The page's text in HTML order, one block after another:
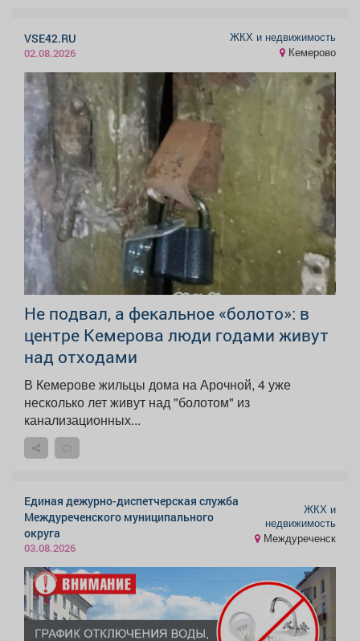
VSE42.RU
02.08.2026
ЖКХ и недвижимость
Кемерово
Не подвал, а фекальное «болото»: в
центре Кемерова люди годами живут
над отходами
В Кемерове жильцы дома на Арочной, 4 уже
несколько лет живут над "болотом" из
канализационных...
Единая дежурно-диспетчерская служба
Междуреченского муниципального
округа
03.08.2026
ЖКХ и
недвижимость
Междуреченск